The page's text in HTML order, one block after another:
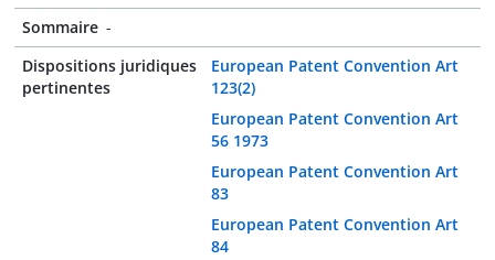
Sommaire -
Dispositions juridiques
pertinentes
European Patent Convention Art
123(2)
European Patent Convention Art
56 1973
European Patent Convention Art
83
European Patent Convention Art
84